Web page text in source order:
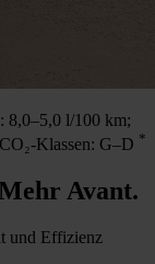
8,0–5,0 l/100 km;
CO₂-Klassen: G–D *
Avant.
und Effizienz